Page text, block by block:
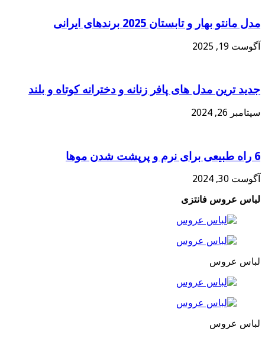
مدل مانتو بهار و تابستان 2025 برندهای ایرانی
آگوست 19, 2025
جدید ترین مدل های پافر زنانه و دخترانه کوتاه و بلند
سپتامبر 26, 2024
6 راه طبیعی برای نرم و پرپشت شدن موها
آگوست 30, 2024
لباس عروس فانتزی
لباس عروس
لباس عروس